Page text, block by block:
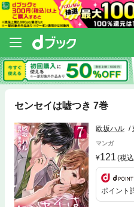
センセイは嘘つき 7巻
欧坂ハル
マンガ
121 (税
ポイント